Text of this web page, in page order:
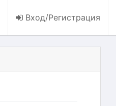
Вход/Регистрация